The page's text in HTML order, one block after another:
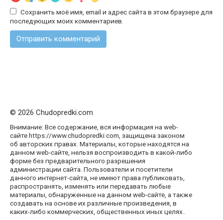
Сохранить моё имя, email и адрес сайта в этом браузере для
последующих моих комментариев.
© 2026 Chudopredki.com
Внимание: Все содержание, вся информация на web-
сайте https://www.chudopredki.com, защищена законом
об авторских правах. Материалы, которые находятся на
данном web-сайте, нельзя воспроизводить в какой-либо
форме без предварительного разрешения
администрации сайта. Пользователи и посетители
данного интернет-сайта, не имеют права публиковать,
распространять, изменять или передавать любые
материалы, обнаруженные на данном web-сайте, а также
создавать на основе их различные произведения, в
каких-либо коммерческих, общественных иных целях..